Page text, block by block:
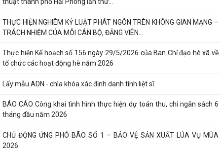
THỰC HIỆN NGHIÊM KỶ LUẬT PHÁT NGÔN TRÊN KHÔNG GIAN MẠNG –
TRÁCH NHIỆM CỦA MỖI CÁN BỘ, ĐẢNG VIÊN...
Thực hiện Kế hoạch số 156 ngày 29/5/2026 của Ban Chỉ đạo hè xã về
tổ chức các hoạt động hè năm 2026
Lấy mẫu ADN - chìa khóa xác định danh tính liệt sĩ.
BÁO CÁO Công khai tình hình thực hiện dự toán thu, chi ngân sách 6
tháng đầu năm 2026
CHỦ ĐỘNG ỨNG PHÓ BÃO SỐ 1 – BẢO VỆ SẢN XUẤT LÚA VỤ MÙA
2026